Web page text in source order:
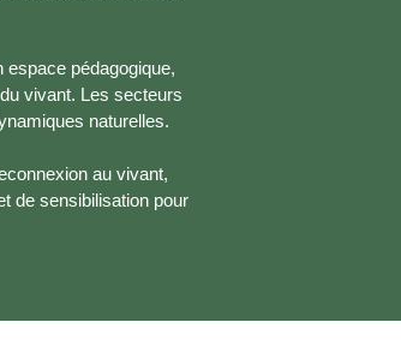
pédagogique,
vivant. Les secteurs
naturelles.
au vivant,
de sensibilisation pour